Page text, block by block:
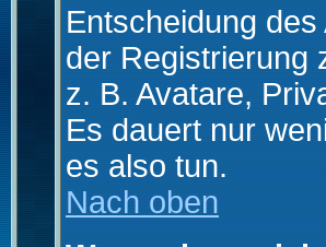
Entscheidung
der Registrierung
z. B. Avatare,
Es dauert nur
es also tun.
Nach oben